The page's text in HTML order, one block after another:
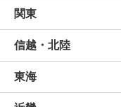
関東
信越・北陸
東海